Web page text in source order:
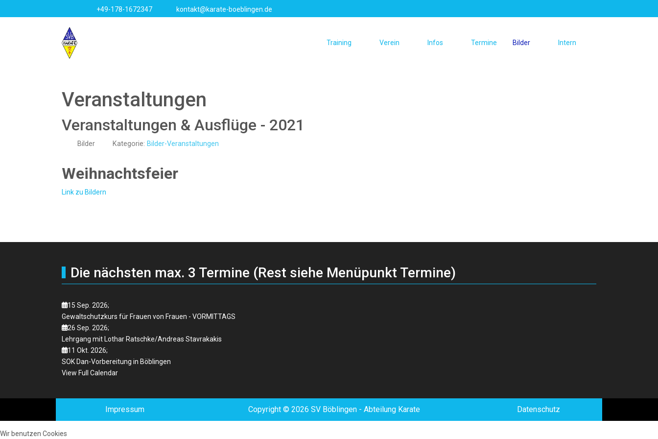
+49-178-1672347 kontakt@karate-boeblingen.de
Training Verein Infos Termine Bilder Intern
Veranstaltungen
Veranstaltungen & Ausflüge - 2021
Bilder Kategorie: Bilder-Veranstaltungen
Weihnachtsfeier
Link zu Bildern
Die nächsten max. 3 Termine (Rest siehe Menüpunkt Termine)
15 Sep. 2026;
Gewaltschutzkurs für Frauen von Frauen - VORMITTAGS
26 Sep. 2026;
Lehrgang mit Lothar Ratschke/Andreas Stavrakakis
11 Okt. 2026;
SOK Dan-Vorbereitung in Böblingen
View Full Calendar
Impressum Copyright © 2026 SV Böblingen - Abteilung Karate Datenschutz
Wir benutzen Cookies